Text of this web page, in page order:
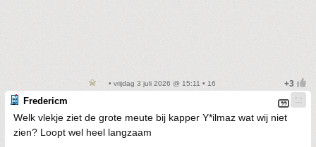
• vrijdag 3 juli 2026 @ 15:11 • 16
Fredericm
Welk vlekje ziet de grote meute bij kapper Y*ilmaz wat wij niet
zien? Loopt wel heel langzaam